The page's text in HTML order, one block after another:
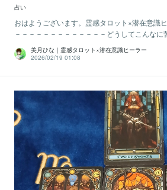
占い
おはようございます。霊感タロット×潜在意識
－－－－－－－－－－－－－どうしてこんなに
美月ひな｜霊感タロット×潜在意識ヒーラー
2026/02/19 01:08